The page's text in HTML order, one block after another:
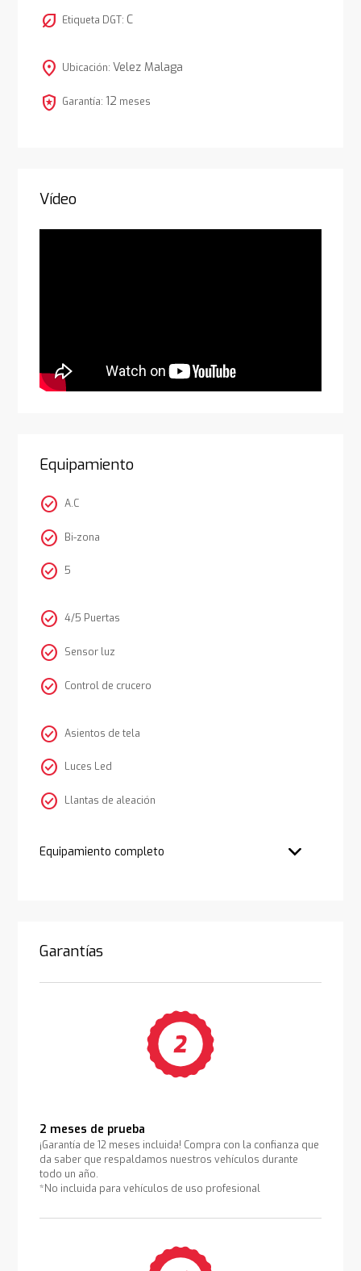
nest_eco_leaf Etiqueta DGT: C
location_on Ubicación: Velez Malaga
local_police Garantía: 12 meses
Vídeo
Equipamiento
check_circle A.C
check_circle Bi-zona
check_circle 5
check_circle 4/5 Puertas
check_circle Sensor luz
check_circle Control de crucero
check_circle Asientos de tela
check_circle Luces Led
check_circle Llantas de aleación
Equipamiento completo
Garantías
2 meses de prueba
¡Garantía de 12 meses incluida! Compra con la confianza que
da saber que respaldamos nuestros vehículos durante
todo un año.
*No incluida para vehículos de uso profesional